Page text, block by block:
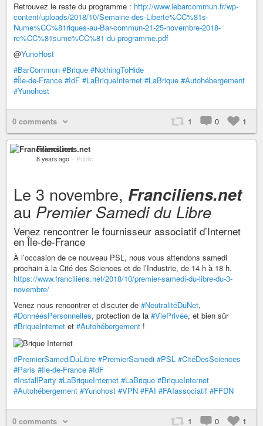
Retrouvez le reste du programme : http://www.lebarcommun.fr/wp-
content/uploads/2018/10/Semaine-des-Liberte%CC%81s-
Nume%CC%81riques-au-Bar-commun-21-25-novembre-2018-
re%CC%81sume%CC%81-du-programme.pdf
@YunoHost
#BarCommun #Brique #NothingToHide
#Île-de-France #IdF #LaBriqueInternet #LaBrique #Autohébergement
#Yunohost
0 comments 1 0 1
Franciliens.net
8 years ago – Public
Le 3 novembre, Franciliens.net
au Premier Samedi du Libre
Venez rencontrer le fournisseur associatif d’Internet
en Île-de-France
À l’occasion de ce nouveau PSL, nous vous attendons samedi
prochain à la Cité des Sciences et de l’Industrie, de 14 h à 18 h.
https://www.franciliens.net/2018/10/premier-samedi-du-libre-du-3-
novembre/
Venez nous rencontrer et discuter de #NeutralitéDuNet,
#DonnéesPersonnelles, protection de la #ViePrivée, et bien sûr
#BriqueInternet et #Autohébergement !
#PremierSamediDuLibre #PremierSamedi #PSL #CitéDesSciences
#Paris #Île-de-France #IdF
#InstallParty #LaBriqueInternet #LaBrique #BriqueInternet
#Autohébergement #Yunohost #VPN #FAI #FAIassociatif #FFDN
0 comments 1 0 1